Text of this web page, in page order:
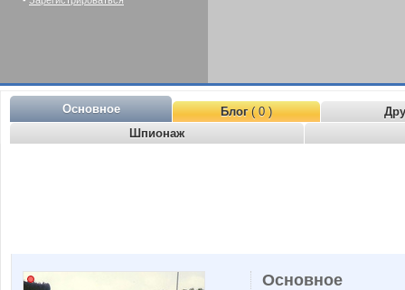
Основное Блог( 0 )
Шпионаж
Основное